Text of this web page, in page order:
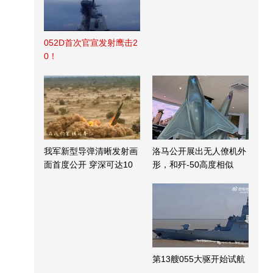
052D首次官宣发射鹰击2
0！
我军新型导弹清晰发射画
面首度公开 穿深可达10
洛马公开展出无人僚机外
形，和歼-50高度相似
第13艘055大驱开始试航